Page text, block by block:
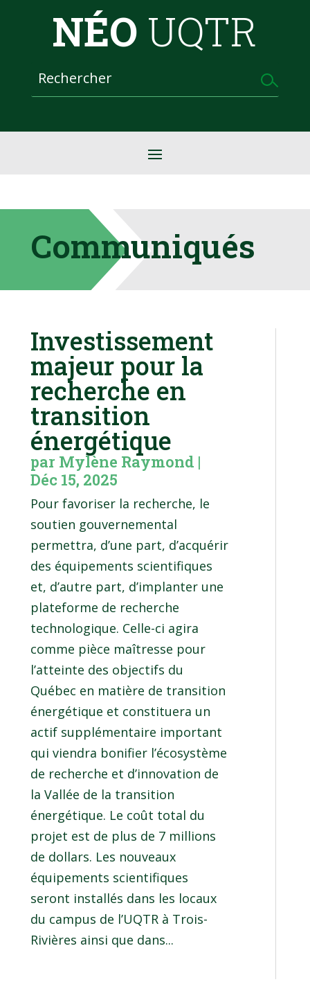
NÉO UQTR
Communiqués
Investissement
majeur pour la
recherche en
transition
énergétique
par Mylène Raymond |
Déc 15, 2025
Pour favoriser la recherche, le
soutien gouvernemental
permettra, d’une part, d’acquérir
des équipements scientifiques
et, d’autre part, d’implanter une
plateforme de recherche
technologique. Celle-ci agira
comme pièce maîtresse pour
l’atteinte des objectifs du
Québec en matière de transition
énergétique et constituera un
actif supplémentaire important
qui viendra bonifier l’écosystème
de recherche et d’innovation de
la Vallée de la transition
énergétique. Le coût total du
projet est de plus de 7 millions
de dollars. Les nouveaux
équipements scientifiques
seront installés dans les locaux
du campus de l’UQTR à Trois-
Rivières ainsi que dans...